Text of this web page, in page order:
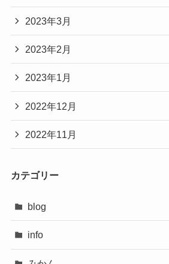
2023年3月
2023年2月
2023年1月
2022年12月
2022年11月
カテゴリー
blog
info